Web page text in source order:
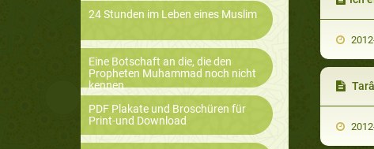
24 Stunden im Leben eines Muslim
Eine Botschaft an die, die den
Propheten Muhammad noch nicht
kennen
PDF Plakate und Broschüren für
Print-und Download